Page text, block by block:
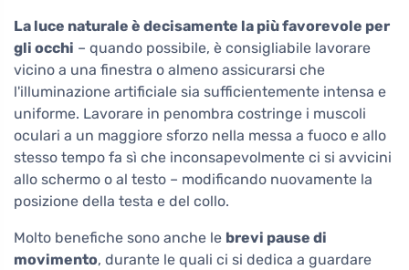
La luce naturale è decisamente la più favorevole per
gli occhi – quando possibile, è consigliabile lavorare
vicino a una finestra o almeno assicurarsi che
l'illuminazione artificiale sia sufficientemente intensa e
uniforme. Lavorare in penombra costringe i muscoli
oculari a un maggiore sforzo nella messa a fuoco e allo
stesso tempo fa sì che inconsapevolmente ci si avvicini
allo schermo o al testo – modificando nuovamente la
posizione della testa e del collo.
Molto benefiche sono anche le brevi pause di
movimento, durante le quali ci si dedica a guardare